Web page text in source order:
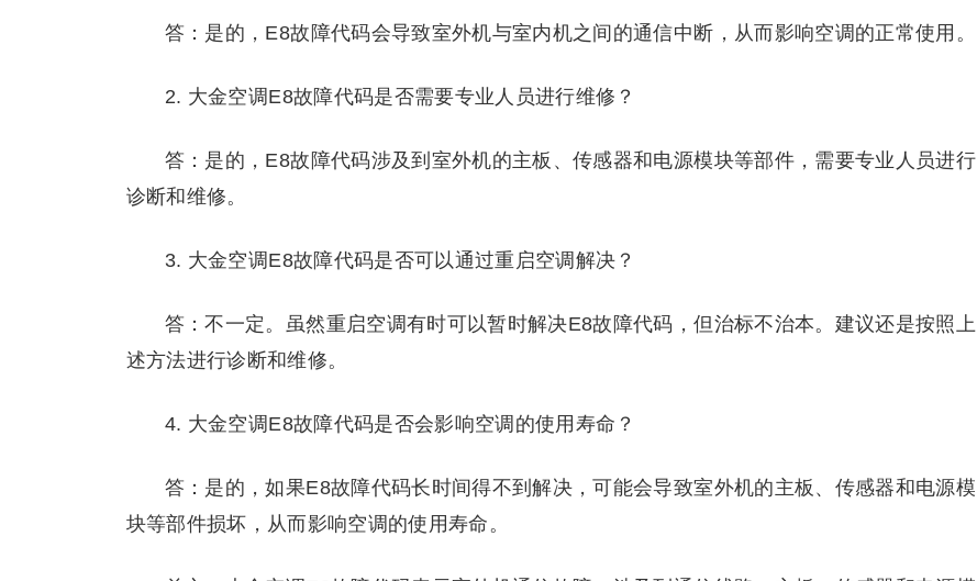
答：是的，E8故障代码会导致室外机与室内机之间的通信中断，从而影响空调的正常使用。
2. 大金空调E8故障代码是否需要专业人员进行维修？
答：是的，E8故障代码涉及到室外机的主板、传感器和电源模块等部件，需要专业人员进行
诊断和维修。
3. 大金空调E8故障代码是否可以通过重启空调解决？
答：不一定。虽然重启空调有时可以暂时解决E8故障代码，但治标不治本。建议还是按照上
述方法进行诊断和维修。
4. 大金空调E8故障代码是否会影响空调的使用寿命？
答：是的，如果E8故障代码长时间得不到解决，可能会导致室外机的主板、传感器和电源模
块等部件损坏，从而影响空调的使用寿命。